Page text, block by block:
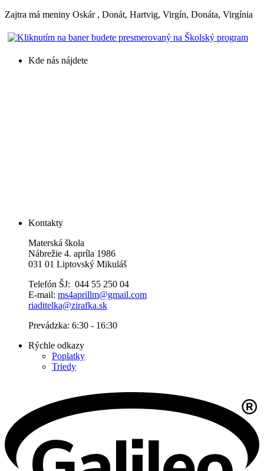
Zajtra má meniny Oskár , Donát, Hartvig, Virgín, Donáta, Virgínia
Kde nás nájdete
Kontakty
Materská škola
Nábrežie 4. apríla 1986
031 01 Liptovský Mikuláš
Telefón ŠJ: 044 55 250 04
E-mail: ms4aprillm@gmail.com
riaditelka@zirafka.sk
Prevádzka: 6:30 - 16:30
Rýchle odkazy
Poplatky
Triedy